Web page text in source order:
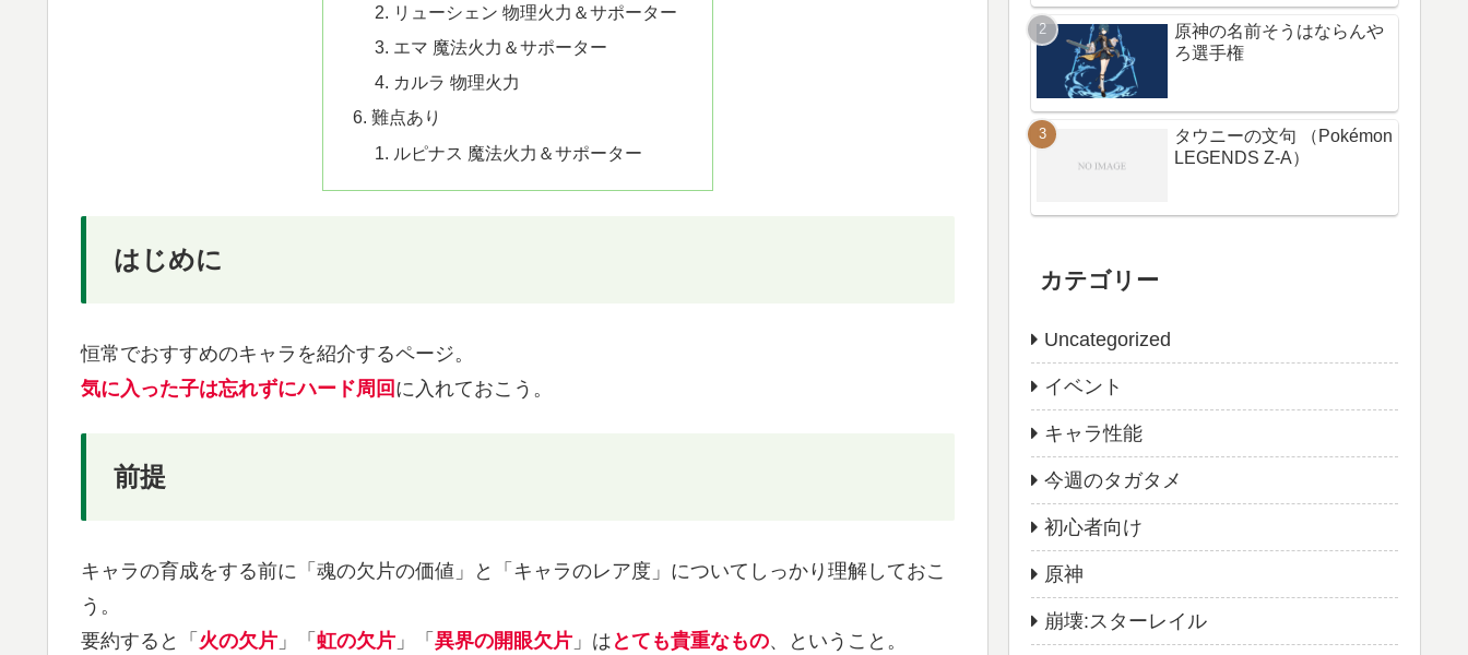
リューシェン 物理火力＆サポーター
エマ 魔法火力＆サポーター
カルラ 物理火力
難点あり
ルピナス 魔法火力＆サポーター
はじめに
恒常でおすすめのキャラを紹介するページ。
気に入った子は忘れずにハード周回 に入れておこう。
前提
キャラの育成をする前に「魂の欠片の価値」と「キャラのレア度」についてしっかり理解しておこ
う。
要約すると「 火の欠片 」「 虹の欠片 」「 異界の開眼欠片 」は とても貴重なもの、ということ。
原神の名前そうはならんや
ろ選手権
タウニーの文句 （Pokémon
LEGENDS Z-A）
カテゴリー
Uncategorized
イベント
キャラ性能
今週のタガタメ
初心者向け
原神
崩壊:スターレイル